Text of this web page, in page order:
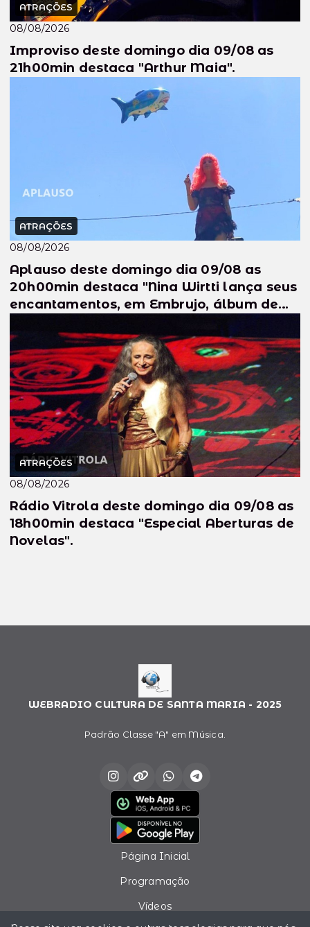
ATRAÇÕES
08/08/2026
Improviso deste domingo dia 09/08 as
21h00min destaca "Arthur Maia".
ATRAÇÕES
08/08/2026
Aplauso deste domingo dia 09/08 as
20h00min destaca "Nina Wirtti lança seus
encantamentos, em Embrujo, álbum de
ATRAÇÕES
08/08/2026
Rádio Vitrola deste domingo dia 09/08 as
18h00min destaca "Especial Aberturas de
Novelas".
WEBRADIO CULTURA DE SANTA MARIA - 2025
Padrão Classe "A" em Música.
Página Inicial
Programação
Vídeos